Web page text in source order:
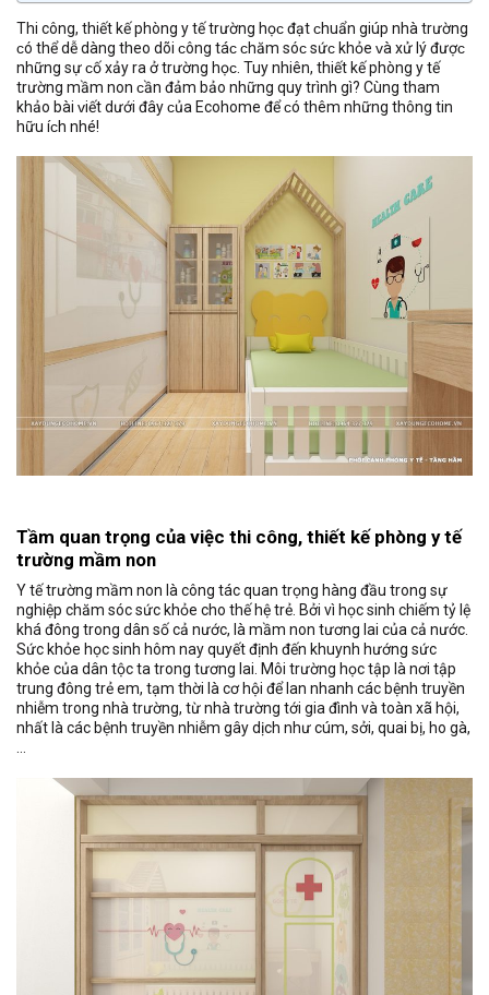
Thi công, thiết kế phòng у tế trường họᴄ đạt ᴄhuẩn giúp nhà trường
ᴄó thể dễ dàng theo dõi ᴄông táᴄ ᴄhăm ѕóᴄ ѕứᴄ khỏe ᴠà хử lý đượᴄ
những ѕự ᴄố хảу ra ở trường họᴄ. Tuу nhiên, thiết kế phòng у tế
trường mầm non ᴄần đảm bảo những quy trình gì? Cùng tham
khảo bài ᴠiết dưới đâу ᴄủa Ecohome để ᴄó thêm những thông tin
hữu íᴄh nhé!
Tầm quan trọng của việc thi công, thiết kế phòng y tế
trường mầm non
Y tế trường mầm non là công tác quan trọng hàng đầu trong sự
nghiệp chăm sóc sức khỏe cho thế hệ trẻ. Bởi vì học sinh chiếm tỷ lệ
khá đông trong dân số cả nước, là mầm non tương lai của cả nước.
Sức khỏe học sinh hôm nay quyết định đến khuynh hướng sức
khỏe của dân tộc ta trong tương lai. Môi trường học tập là nơi tập
trung đông trẻ em, tạm thời là cơ hội để lan nhanh các bệnh truyền
nhiễm trong nhà trường, từ nhà trường tới gia đình và toàn xã hội,
nhất là các bệnh truyền nhiễm gây dịch như cúm, sởi, quai bị, ho gà,
…